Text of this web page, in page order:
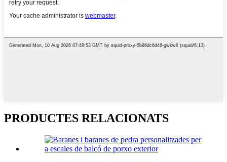
PRODUCTES RELACIONATS